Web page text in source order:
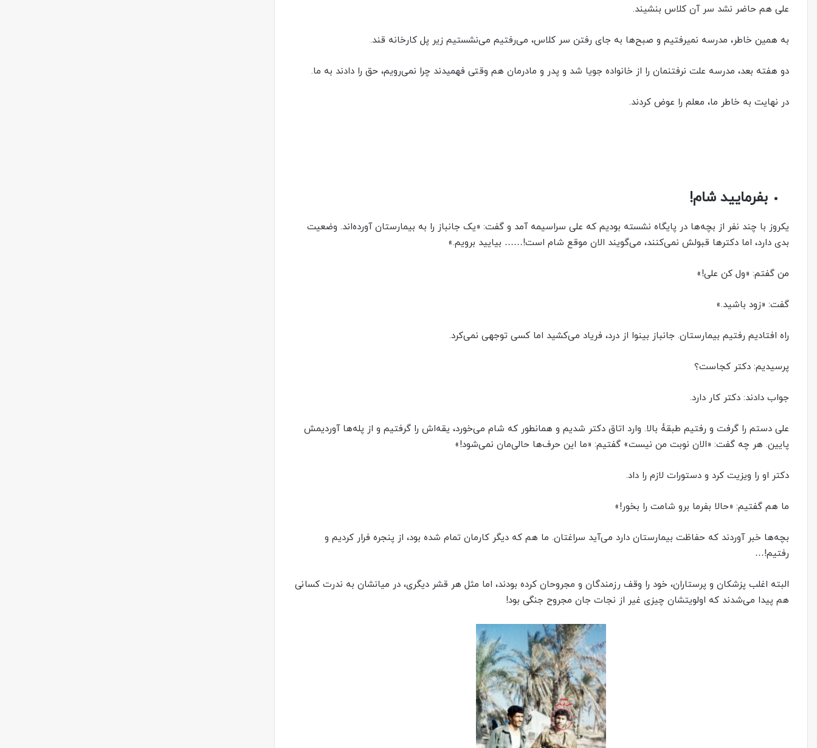
علی هم حاضر نشد سر آن کلاس بنشیند.
به همین خاطر، مدرسه نمیرفتیم و صبح‌‌ها به جای رفتن سر کلاس،‌ می‌رفتیم‌ می‌نشستیم زیر پل کارخانه قند.
دو هفته بعد، مدرسه علت نرفتنمان را از خانواده جویا شد و پدر و مادرمان هم وقتی فهمیدند چرا‌ نمی‌رویم، حق را دادند به ما.
در نهایت به خاطر ما، معلم را عوض کردند.
بفرمایید شام!
یکروز با چند نفر از بچه‌‌ها در پایگاه نشسته بودیم که علی سراسیمه آمد و گفت: «یک جانباز را به بیمارستان آورده‌اند. وضعیت
بدی دارد، اما دکترها قبولش‌ نمی‌کنند،‌ می‌گویند الان موقع شام است!…… بیایید برویم.»
من گفتم: «ول کن علی!»
گفت: «زود باشید.»
راه افتادیم رفتیم بیمارستان. جانباز بینوا از درد، فریاد‌ می‌کشید اما کسی توجهی‌ نمی‌کرد.
پرسیدیم: دکتر کجاست؟
جواب دادند: دکتر کار دارد.
علی دستم را گرفت و رفتیم طبقۀ بالا. وارد اتاق دکتر شدیم و همانطور که شام‌ می‌خورد، یقه‌‌اش را گرفتیم و از پله‌‌ها آوردیمش
پایین. هر چه گفت: «الان نوبت من نیست» گفتیم: «ما این حرف‌‌ها حالی‌مان‌ نمی‌شود!»
دکتر او را ویزیت کرد و دستورات لازم را داد.
ما هم گفتیم: «حالا بفرما برو شامت را بخور!»
بچه‌‌ها خبر آوردند که حفاظت بیمارستان دارد‌ می‌آید سراغتان. ما هم که دیگر کارمان تمام شده بود، از پنجره فرار کردیم و
رفتیم!…
البته اغلب پزشکان و پرستاران، خود را وقف رزمندگان و مجروحان کرده بودند، اما مثل هر قشر دیگری، در میانشان به ندرت کسانی
هم پیدا می‌شدند که اولویتشان چیزی غیر از نجات جان مجروح جنگی بود!